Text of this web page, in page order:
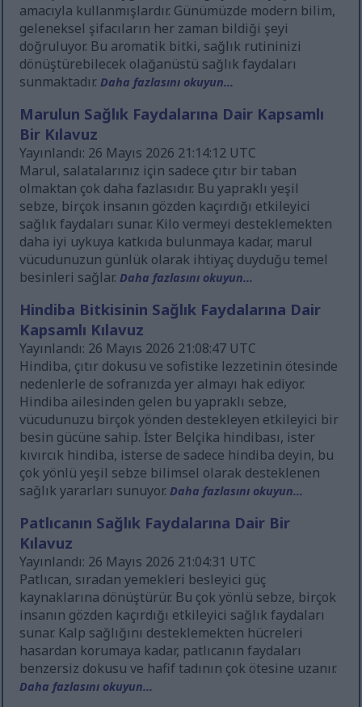
amacıyla kullanmışlardır. Günümüzde modern bilim,
geleneksel şifacıların her zaman bildiği şeyi
doğruluyor. Bu aromatik bitki, sağlık rutininizi
dönüştürebilecek olağanüstü sağlık faydaları
sunmaktadır.Daha fazlasını okuyun...
Marulun Sağlık Faydalarına Dair Kapsamlı
Bir Kılavuz
Yayınlandı: 26 Mayıs 2026 21:14:12 UTC
Marul, salatalarınız için sadece çıtır bir taban
olmaktan çok daha fazlasıdır. Bu yapraklı yeşil
sebze, birçok insanın gözden kaçırdığı etkileyici
sağlık faydaları sunar. Kilo vermeyi desteklemekten
daha iyi uykuya katkıda bulunmaya kadar, marul
vücudunuzun günlük olarak ihtiyaç duyduğu temel
besinleri sağlar.Daha fazlasını okuyun...
Hindiba Bitkisinin Sağlık Faydalarına Dair
Kapsamlı Kılavuz
Yayınlandı: 26 Mayıs 2026 21:08:47 UTC
Hindiba, çıtır dokusu ve sofistike lezzetinin ötesinde
nedenlerle de sofranızda yer almayı hak ediyor.
Hindiba ailesinden gelen bu yapraklı sebze,
vücudunuzu birçok yönden destekleyen etkileyici bir
besin gücüne sahip. İster Belçika hindibası, ister
kıvırcık hindiba, isterse de sadece hindiba deyin, bu
çok yönlü yeşil sebze bilimsel olarak desteklenen
sağlık yararları sunuyor.Daha fazlasını okuyun...
Patlıcanın Sağlık Faydalarına Dair Bir
Kılavuz
Yayınlandı: 26 Mayıs 2026 21:04:31 UTC
Patlıcan, sıradan yemekleri besleyici güç
kaynaklarına dönüştürür. Bu çok yönlü sebze, birçok
insanın gözden kaçırdığı etkileyici sağlık faydaları
sunar. Kalp sağlığını desteklemekten hücreleri
hasardan korumaya kadar, patlıcanın faydaları
benzersiz dokusu ve hafif tadının çok ötesine uzanır.
Daha fazlasını okuyun...